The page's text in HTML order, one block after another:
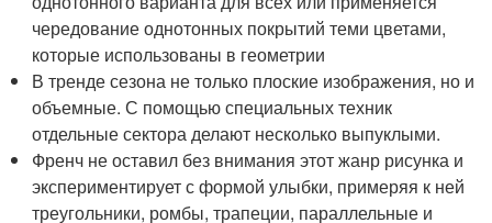
чередование однотонных покрытий теми цветами,
которые использованы в геометрии
В тренде сезона не только плоские изображения, но и
объемные. С помощью специальных техник
отдельные сектора делают несколько выпуклыми.
Френч не оставил без внимания этот жанр рисунка и
экспериментирует с формой улыбки, примеряя к ней
треугольники, ромбы, трапеции, параллельные и